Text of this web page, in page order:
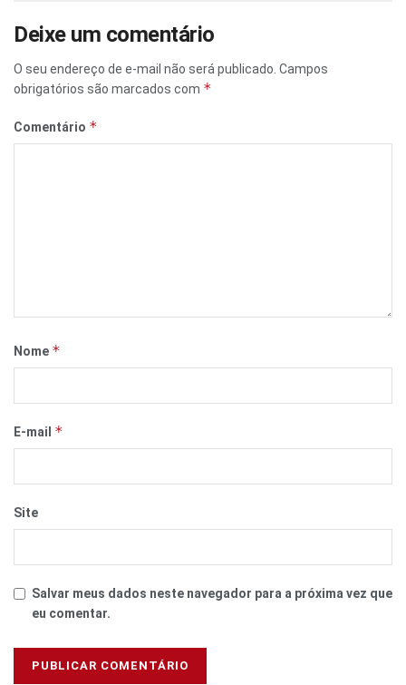
Deixe um comentário
O seu endereço de e-mail não será publicado. Campos
obrigatórios são marcados com *
Comentário *
Nome *
E-mail *
Site
Salvar meus dados neste navegador para a próxima vez que
eu comentar.